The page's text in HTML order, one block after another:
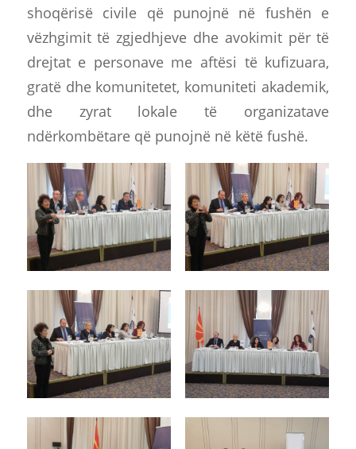
shoqërisë civile që punojnë në fushën e
vëzhgimit të zgjedhjeve dhe avokimit për të
drejtat e personave me aftësi të kufizuara,
gratë dhe komunitetet, komuniteti akademik,
dhe zyrat lokale të organizatave
ndërkombëtare që punojnë në këtë fushë.